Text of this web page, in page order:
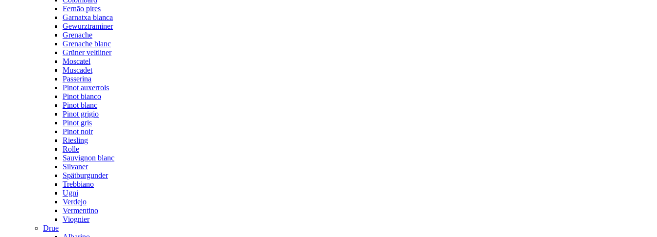
Fernão pires
Garnatxa blanca
Gewurztraminer
Grenache
Grenache blanc
Grüner veltliner
Moscatel
Muscadet
Passerina
Pinot auxerrois
Pinot bianco
Pinot blanc
Pinot grigio
Pinot gris
Pinot noir
Riesling
Rolle
Sauvignon blanc
Silvaner
Spätburgunder
Trebbiano
Ugni
Verdejo
Vermentino
Viognier
Drue